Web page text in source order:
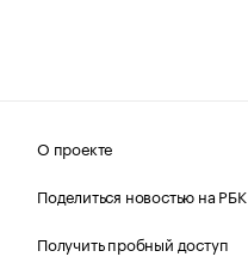
О проекте
Поделиться новостью на РБК
Получить пробный доступ